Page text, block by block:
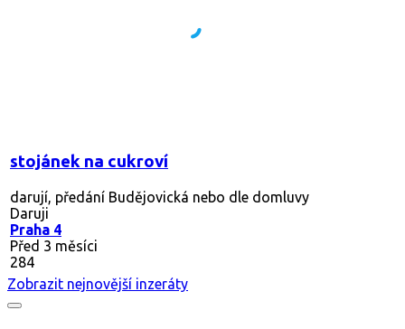
stojánek na cukroví
darují, předání Budějovická nebo dle domluvy
Daruji
Praha 4
Před 3 měsíci
284
Zobrazit nejnovější inzeráty